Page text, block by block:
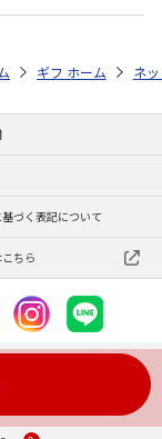
い 予算で探す（
し 出産内祝い
内祝い・お返し
ギフト通販 内
ホーム ネ
づく表記について
ちら